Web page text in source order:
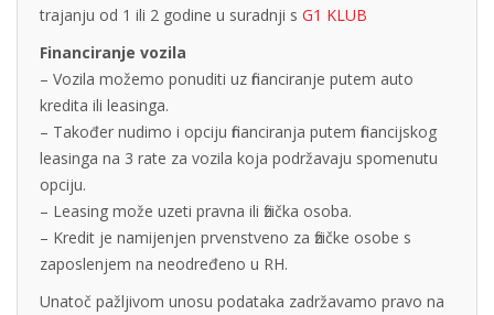
trajanju od 1 ili 2 godine u suradnji s G1 KLUB
Financiranje vozila
– Vozila možemo ponuditi uz financiranje putem auto
kredita ili leasinga.
– Također nudimo i opciju financiranja putem financijskog
leasinga na 3 rate za vozila koja podržavaju spomenutu
opciju.
– Leasing može uzeti pravna ili fizička osoba.
– Kredit je namijenjen prvenstveno za fizičke osobe s
zaposlenjem na neodređeno u RH.
Unatoč pažljivom unosu podataka zadržavamo pravo na